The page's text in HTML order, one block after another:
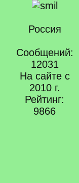
Россия
Сообщений:
12031
На сайте с
2010 г.
Рейтинг:
9866